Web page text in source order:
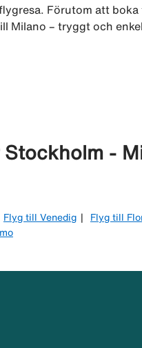
Förutom att
Milano – tryggt och
Stockholm -
Flyg till Venedig Flyg till